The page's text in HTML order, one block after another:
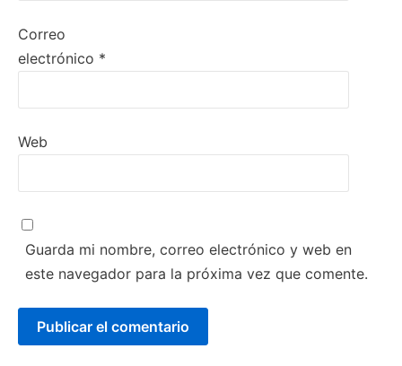
Correo
electrónico *
Web
Guarda mi nombre, correo electrónico y web en
este navegador para la próxima vez que comente.